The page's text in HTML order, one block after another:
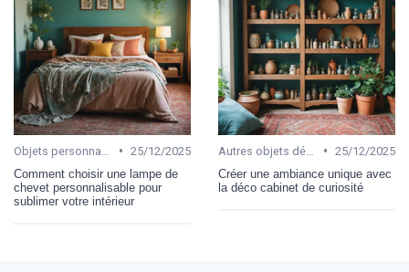
Objets personnalisables • 25/12/2025
Comment choisir une lampe de
chevet personnalisable pour
sublimer votre intérieur
Autres objets décoratifs • 25/12/2025
Créer une ambiance unique avec
la déco cabinet de curiosité